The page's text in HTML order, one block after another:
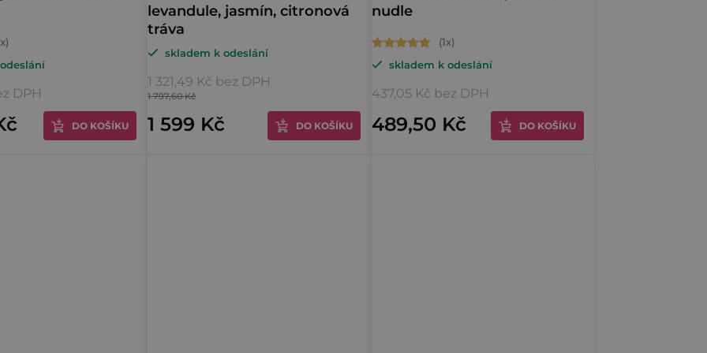
DPH
DO KOŠÍKU
levandule, jasmín, citronová
tráva
skladem k odeslání
1 321,49 Kč bez DPH
1 599 Kč
1 797,60 Kč
DO KOŠÍKU
nudle
Průměrné
hodnocení
produktu
5,0
skladem k odeslání
437,05 Kč bez DPH
489,50 Kč DO KOŠÍKU